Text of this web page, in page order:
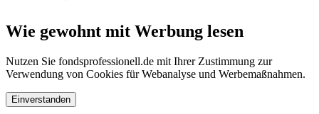
Wie gewohnt mit Werbung lesen
Nutzen Sie fondsprofessionell.de mit Ihrer Zustimmung zur
Verwendung von Cookies für Webanalyse und Werbemaßnahmen.
Einverstanden